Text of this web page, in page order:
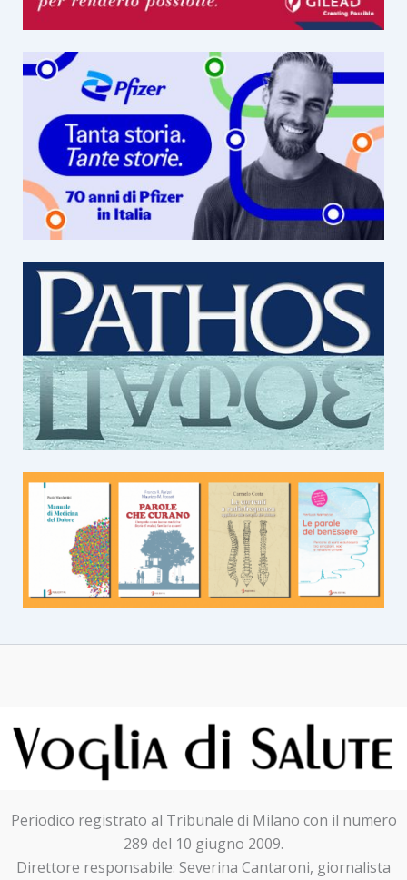
Periodico registrato al Tribunale di Milano con il numero
289 del 10 giugno 2009.
Direttore responsabile: Severina Cantaroni, giornalista